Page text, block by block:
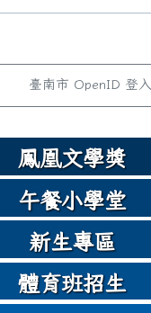
臺南市 OpenID 登入
鳳凰文學獎
午餐小學堂
新生專區
體育班招生